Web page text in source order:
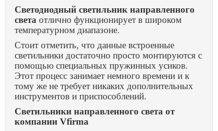
Светодиодный светильник направленного
света отлично функционирует в широком
температурном диапазоне.
Стоит отметить, что данные встроенные
светильники достаточно просто монтируются с
помощью специальных пружинных усиков.
Этот процесс занимает немного времени и к
тому же не требует никаких дополнительных
инструментов и приспособлений.
Светильники направленного света от
компании Vfirma